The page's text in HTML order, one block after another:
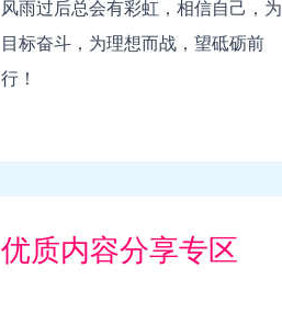
风雨过后总会有彩虹，相信自己，为
目标奋斗，为理想而战，望砥砺前
行！
优质内容分享专区